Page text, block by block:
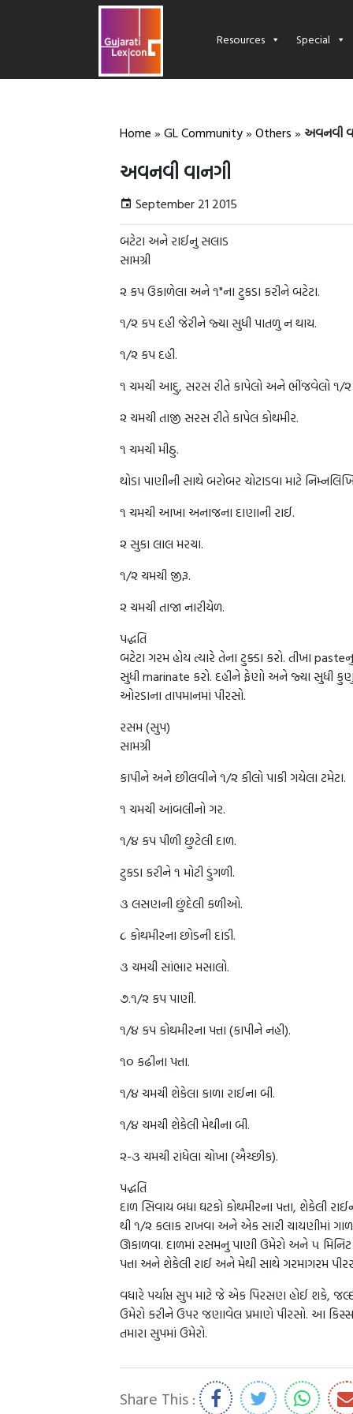
Resources Special
Home » GL Community» Others » અવનવી
અવનવી વાનગી
September 21 2015
બટેટા અને રાઈનુ સલાડ
સામગ્રી
૨ કપ ઉકાળેલા અને ૧"ના ટુકડા કરીને બટેટા.
૧/૨ કપ દહી જેરીને જ્યા સુધી પાતળુ ન થાય.
૧/૨ કપ દહી.
૧ ચમચી આદુ, સરસ રીતે કાપેલો અને ભીંજવેલો ૧/૨
૨ ચમચી તાજી સરસ રીતે કાપેલ કોથમીર.
૧ ચમચી મીઠુ.
થોડા પાણીની સાથે બરોબર ચોટાડવા માટે
૧ ચમચી આખા અનાજના દાણાની રાઈ.
૨ સુકા લાલ મરચા.
૧/૨ ચમચી જીરૂ.
૨ ચમચી તાજા નારીયેળ.
પદ્ધતિ
બટેટા ગરમ હોય ત્યારે તેના ટુક્ડા કરો. તીખા
સુધી marinate કરો. દહીને ફેણો અને જ્યા સુધી કુણુ
ઓરડાના તાપમાનમાં પીરસો.
રસમ (સુપ)
સામગ્રી
કાપીને અને છીલવીને ૧/૨ કીલો પાકી ગયેલા ટમેટા.
૧ ચમચી આંબલીનો ગર.
૧/૪ કપ પીળી છુટેલી દાળ.
ટુકડા કરીને ૧ મોટી ડુંગળી.
૩ લસણની છુંદેલી કળીઓ.
૮ કોથમીરના છોડની દાંડી.
૩ ચમચી સાંભાર મસાલો.
૭.૧/૨ કપ પાણી.
૧/૪ કપ કોથમીરના પત્તા (કાપીને નહી).
૧૦ કઢીના પત્તા.
૧/૪ ચમચી શેકેલા કાળા રાઈના બી.
૧/૪ ચમચી શેકેલી મેથીના બી.
૨-૩ ચમચી રાંધેલા ચોખા (ઐચ્છીક).
પદ્ધતિ
દાળ સિવાય બધા ઘટકો કોથમીરના પત્તા, શેકેલી
થી ૧/૨ કલાક રાખવા અને એક સારી ચાયણીમાં
ઊકાળવા. દાળમાં રસમનુ પાણી ઉમેરો અને ૫ મિનિટ
પત્તા અને શેકેલી રાઈ અને મેથી સાથે ગરમાગરમ
વધારે પર્યાપ્ત સુપ માટે જે એક પિરસણ હોઈ શકે,
ઉમેરો કરીને ઉપર જણાવેલ પ્રમાણે પીરસો. આ
તમારા સુપમાં ઉમેરો.
Share This :